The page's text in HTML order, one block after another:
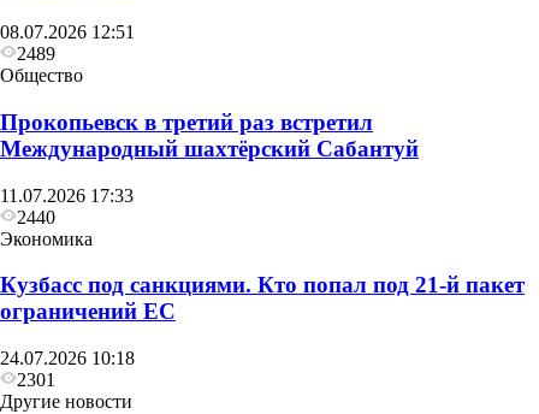
08.07.2026 12:51
2489
Общество
Прокопьевск в третий раз встретил
Международный шахтёрский Сабантуй
11.07.2026 17:33
2440
Экономика
Кузбасс под санкциями. Кто попал под 21‑й пакет
ограничений ЕС
24.07.2026 10:18
2301
Другие новости